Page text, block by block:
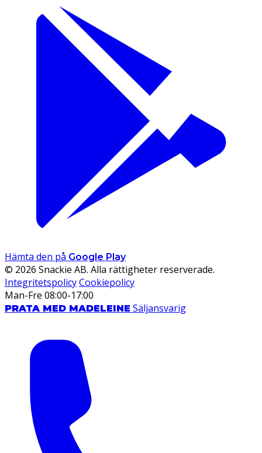
Hämta den på Google Play
© 2026 Snackie AB. Alla rättigheter reserverade.
IntegritetspolicyCookiepolicy
Man-Fre 08:00-17:00
PRATA MED MADELEINE Säljansvarig